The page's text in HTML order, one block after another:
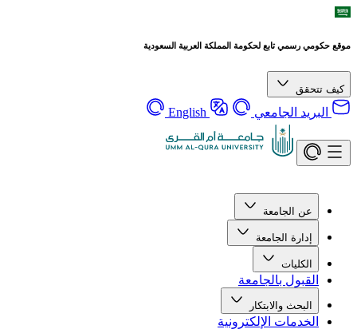
موقع حكومي رسمي تابع لحكومة المملكة العربية السعودية
كيف تتحقق
البريد الجامعي English
عن الجامعة
إدارة الجامعة
الكليات
القبول بالجامعة
البحث والابتكار
الخدمات الإلكترونية